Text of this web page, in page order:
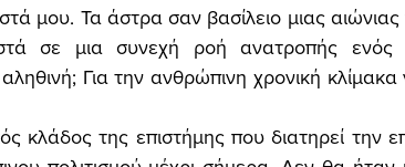
μου. Τα άστρα σαν βασίλειο μιας
σε μια συνεχή ροή ανατροπής ενός
Για την ανθρώπινη χρονική κλίμακα
κλάδος της επιστήμης που διατηρεί την